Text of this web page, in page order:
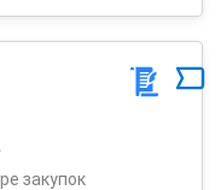
закупок